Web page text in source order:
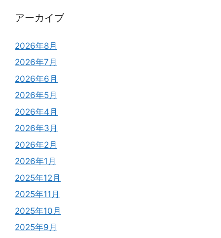
アーカイブ
2026年8月
2026年7月
2026年6月
2026年5月
2026年4月
2026年3月
2026年2月
2026年1月
2025年12月
2025年11月
2025年10月
2025年9月